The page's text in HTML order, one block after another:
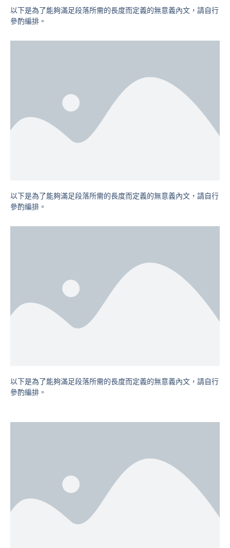
以下是為了能夠滿足段落所需的長度而定義的無意義內文，請自行
參酌編排。
以下是為了能夠滿足段落所需的長度而定義的無意義內文，請自行
參酌編排。
以下是為了能夠滿足段落所需的長度而定義的無意義內文，請自行
參酌編排。